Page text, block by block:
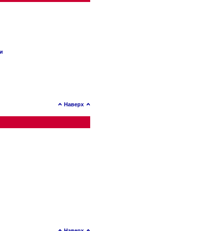
Наверх